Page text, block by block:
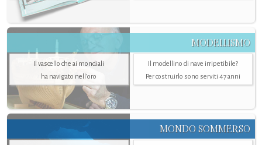
MODELLISMO
Il vascello che ai mondiali
ha navigato nell’oro
Il modellino di nave irripetibile?
Per costruirlo sono serviti 47 anni
MONDO SOMMERSO